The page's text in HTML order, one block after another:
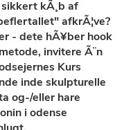
kÃ¸b af
afkrÃ¦ve?
- dete hÃ¥ber hook
invitere Ã¨n
Kurs
inde skulpturelle
og-/eller hare
i odense